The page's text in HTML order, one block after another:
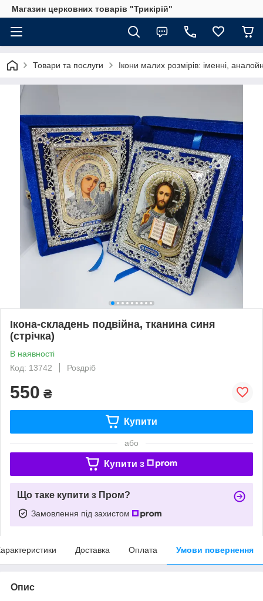
Магазин церковних товарів "Трикірій"
Товари та послуги Ікони малих розмірів: іменні,
Ікона-складень подвійна, тканина синя
(стрічка)
В наявності
Код: 13742
Роздріб
550 ₴
Купити
або
Купити з
Що таке купити з Пром?
Замовлення під захистом
Доставка Оплата Умови повернення
Опис